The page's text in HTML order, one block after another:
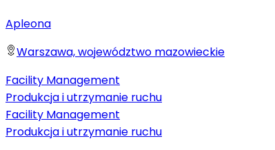
Apleona
Warszawa, województwo mazowieckie
Facility Management
Produkcja i utrzymanie ruchu
Facility Management
Produkcja i utrzymanie ruchu